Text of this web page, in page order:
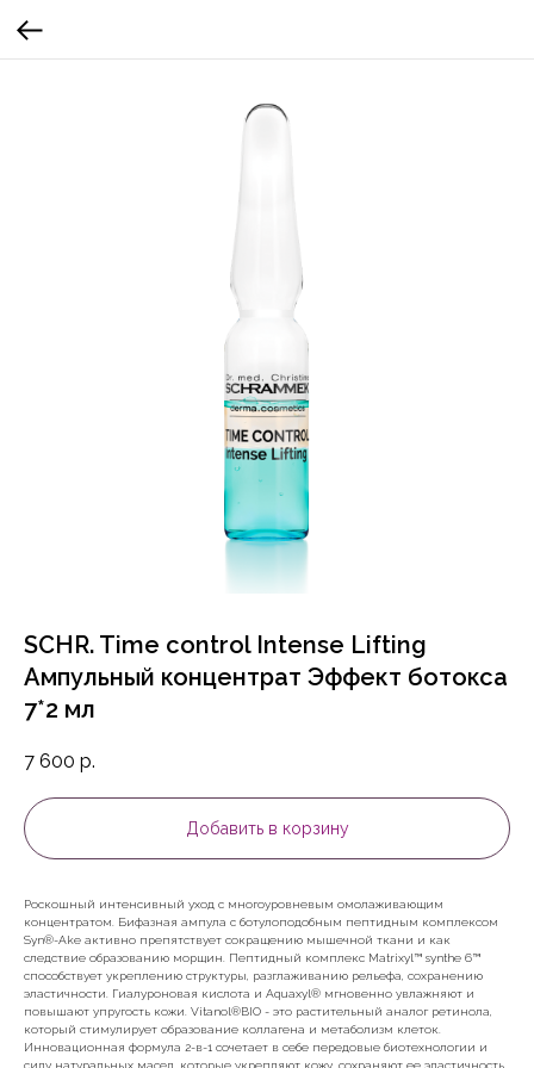
SCHR. Time control Intense Lifting
Ампульный концентрат Эффект ботокса
7*2 мл
7 600 р.
Добавить в корзину
Роскошный интенсивный уход с многоуровневым омолаживающим
концентратом. Бифазная ампула с ботулоподобным пептидным комплексом
Syn®-Ake активно препятствует сокращению мышечной ткани и как
следствие образованию морщин. Пептидный комплекс Matrixyl™ synthe 6™
способствует укреплению структуры, разглаживанию рельефа, сохранению
эластичности. Гиалуроновая кислота и Aquaxyl® мгновенно увлажняют и
повышают упругость кожи. Vitanol®BIO - это растительный аналог ретинола,
который стимулирует образование коллагена и метаболизм клеток.
Инновационная формула 2-в-1 сочетает в себе передовые биотехнологии и
силу натуральных масел, которые укрепляют кожу, сохраняют ее эластичность